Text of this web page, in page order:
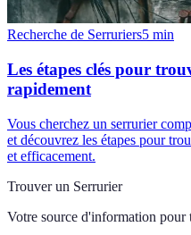
Recherche de Serruriers5 min
Les étapes clés pour
rapidement
Vous cherchez un serrurier
et découvrez les étapes pour
et efficacement.
Trouver un Serrurier
Votre source d'information pour